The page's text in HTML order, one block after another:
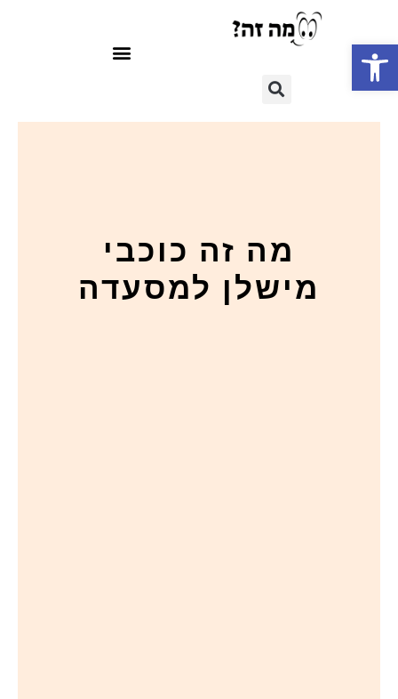
פתח סרגל נגישות
מה זה כוכבי
מישלן למסעדה